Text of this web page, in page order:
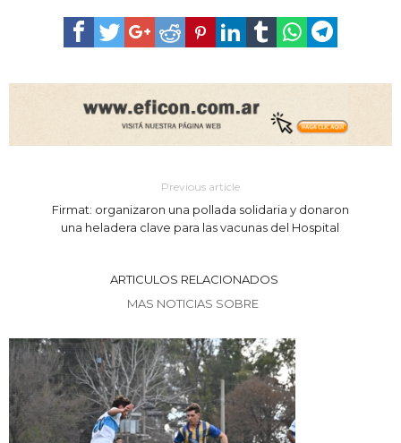
Previous article
Firmat: organizaron una pollada solidaria y donaron
una heladera clave para las vacunas del Hospital
ARTICULOS RELACIONADOS
MAS NOTICIAS SOBRE